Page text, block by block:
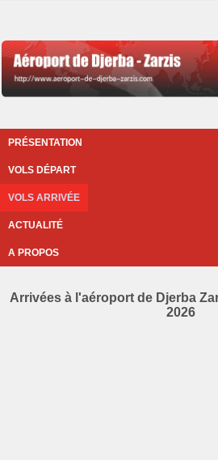
PRÉSENTATION
VOLS DÉPART
VOLS ARRIVÉE
ACTUALITÉ
A PROPOS
Arrivées à l'aéroport de Djerba
2026